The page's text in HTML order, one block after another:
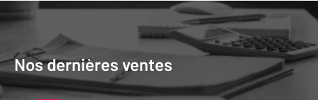
Nos dernières ventes
Nos dernières ventes
Nos derniers biens vendus près de
chez vous